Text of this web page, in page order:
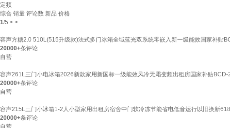
定频
综合 销量 评论数 新品 价格
1/5 < >
容声方糖2.0 510L(515升级款)法式多门冰箱全域蓝光双系统零嵌入新一级能效国家补贴
20000+条评论
自营
容声261L三门小电冰箱2026新款家用新国标一级能效风冷无霜变频出租房国家补贴
20000+条评论
自营
容声215L三门小冰箱1-2人小型家用出租房宿舍中门软冷冻节能省电低音运行以旧换新
20000+条评论
自营